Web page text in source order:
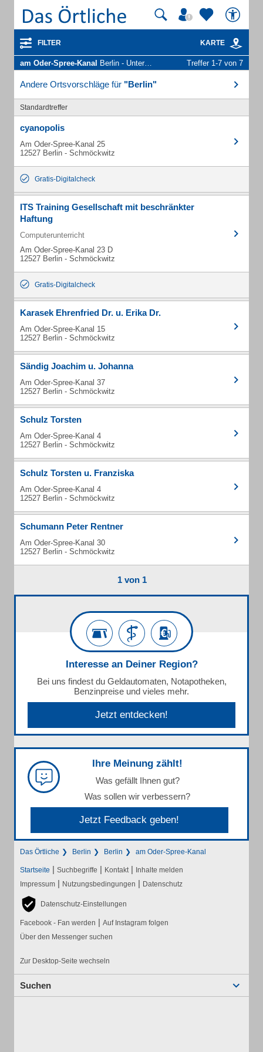
FILTER KARTE
am Oder-Spree-Kanal Berlin - Unternehmen und Personen Treffer 1-7 von 7
Andere Ortsvorschläge für "Berlin"
Standardtreffer
cyanopolis
Am Oder-Spree-Kanal 25
12527 Berlin - Schmöckwitz
Gratis-Digitalcheck
ITS Training Gesellschaft mit beschränkter
Haftung
Computerunterricht
Am Oder-Spree-Kanal 23 D
12527 Berlin - Schmöckwitz
Gratis-Digitalcheck
Karasek Ehrenfried Dr. u. Erika Dr.
Am Oder-Spree-Kanal 15
12527 Berlin - Schmöckwitz
Sändig Joachim u. Johanna
Am Oder-Spree-Kanal 37
12527 Berlin - Schmöckwitz
Schulz Torsten
Am Oder-Spree-Kanal 4
12527 Berlin - Schmöckwitz
Schulz Torsten u. Franziska
Am Oder-Spree-Kanal 4
12527 Berlin - Schmöckwitz
Schumann Peter Rentner
Am Oder-Spree-Kanal 30
12527 Berlin - Schmöckwitz
1 von 1
Interesse an Deiner Region?
Bei uns findest du Geldautomaten, Notapotheken,
Benzinpreise und vieles mehr.
Jetzt entdecken!
Ihre Meinung zählt!
Was gefällt Ihnen gut?
Was sollen wir verbessern?
Jetzt Feedback geben!
Das Örtliche Berlin Berlin am Oder-Spree-Kanal
Startseite | Suchbegriffe | Kontakt | Inhalte melden
Impressum | Nutzungsbedingungen | Datenschutz
Datenschutz-Einstellungen
Facebook - Fan werden | Auf Instagram folgen
Über den Messenger suchen
Zur Desktop-Seite wechseln
Suchen